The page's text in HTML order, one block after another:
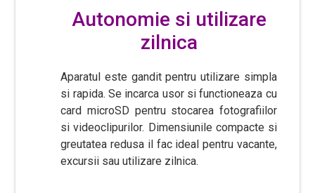
Autonomie si utilizare
zilnica
Aparatul este gandit pentru utilizare simpla
si rapida. Se incarca usor si functioneaza cu
card microSD pentru stocarea fotografiilor
si videoclipurilor. Dimensiunile compacte si
greutatea redusa il fac ideal pentru vacante,
excursii sau utilizare zilnica.